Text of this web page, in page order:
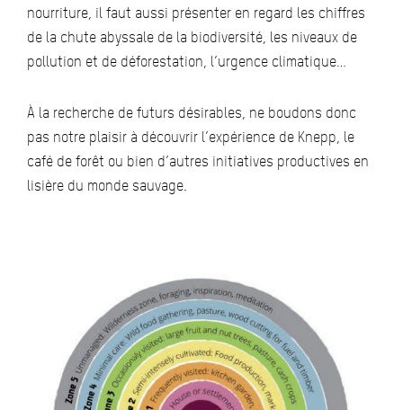
nourriture, il faut aussi présenter en regard les chiffres
de la chute abyssale de la biodiversité, les niveaux de
pollution et de déforestation, l’urgence climatique…
À la recherche de futurs désirables, ne boudons donc
pas notre plaisir à découvrir l’expérience de Knepp, le
café de forêt ou bien d’autres initiatives productives en
lisière du monde sauvage.